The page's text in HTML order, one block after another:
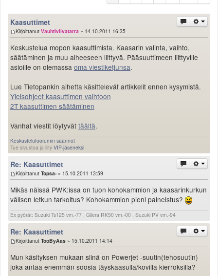
Uudet ajoneuvot
Uudet kuvat
Uudet videot
Uudet kommentit
MYYDÄÄN
Ohjeet
Ajoneuvot
Osat
TIETOPANKKI
MP15 kuvia
MP14 kuvia
MP13 kuvia
ACS 2015 kuvia
Lisää uusi tapahtuma
UUTISET
SÄÄ
Valitse paikkakunta
Helsingin sää
Tampereen sää
Turun sää
Oulun sää
Kaasuttimet
Kirjoittanut Vauhtiviivatarra » 14.10.2011 16:35
Keskustelua mopon kaasuttimista. Kaasarin valinta, vaihto,
säätäminen ja muu aiheeseen liittyvä. Pääsuuttimeen liittyville
asioille on olemassa oma viestiketjunsa.
Lue Tietopankin aihetta käsittelevät artikkelit ennen kysymistä.
Yleisohjeet kaasuttimen vaihtoon
2T kaasuttimen säätäminen
Vanhat viestit löytyvät täältä.
Keskustelufoorumin säännöt
Tue sivustoa ja liity VIP-jäseneksi
Re: Kaasuttimet
Kirjoittanut Topsa- » 15.10.2011 13:59
Mikäs näissä PWK:issa on tuon kohokammion ja kaasarinkurkun
välisen letkun tarkoitus? Kohokammion pieni paineistus?
Ex pyörät: Suzuki Ts125 vm.-77 , Gilera RK50 vm.-00 , Suzuki PV vm.-94
Re: Kaasuttimet
Kirjoittanut TooByAas » 15.10.2011 14:14
Mun käsityksen mukaan siinä on Powerjet -suutin(tehosuutin)
joka antaa enemmän soosia täyskaasulla/kovilla kierroksilla?